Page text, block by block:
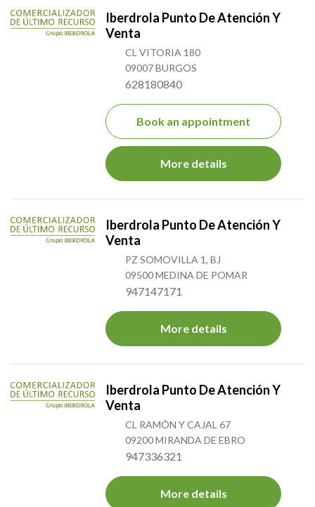
Iberdrola Punto De Atención Y
Venta
CL VITORIA 180
09007 BURGOS
628180840
Book an appointment
More details
Iberdrola Punto De Atención Y
Venta
PZ SOMOVILLA 1, BJ
09500 MEDINA DE POMAR
947147171
More details
Iberdrola Punto De Atención Y
Venta
CL RAMÓN Y CAJAL 67
09200 MIRANDA DE EBRO
947336321
More details